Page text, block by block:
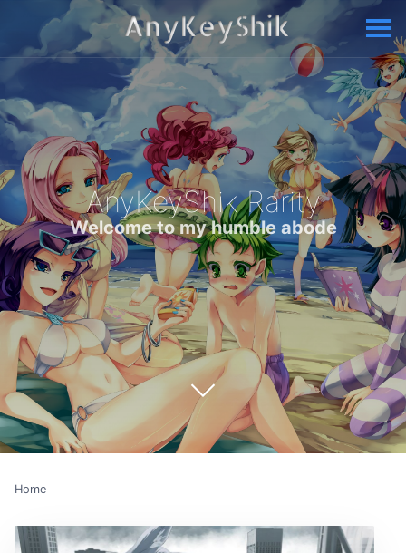
AnyKeyShik Rarity
Welcome to my humble abode
Home